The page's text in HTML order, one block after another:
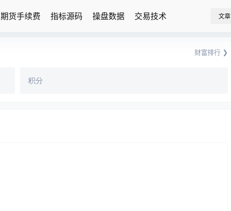
期货手续费 指标源码 操盘数据 交易技术 文章
财富排行 ❯
积分